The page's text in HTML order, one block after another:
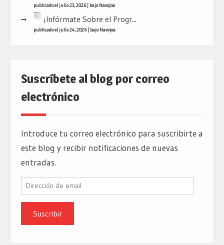
publicado el julio 23, 2026| bajoNavojoa
¡Infórmate Sobre el Progr...
publicado el julio 24, 2026| bajoNavojoa
Suscríbete al blog por correo
electrónico
Introduce tu correo electrónico para suscribirte a
este blog y recibir notificaciones de nuevas
entradas.
Dirección
email